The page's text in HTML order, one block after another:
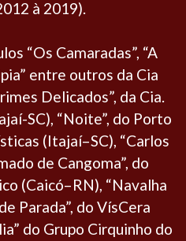
à 2019).
“Os Camaradas”, “A
entre outros da Cia
Delicados”, da Cia.
SC), “Noite”, do Porto
(Itajaí–SC), “Carlos
de Cangoma”, do
(Caicó–RN), “Navalha
Parada”, do VísCera
do Grupo Cirquinho do